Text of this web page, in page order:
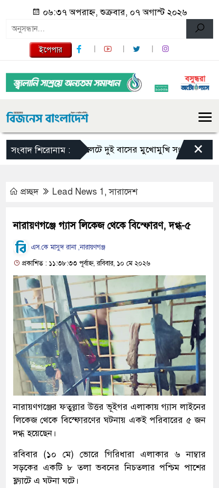
০৬:৩৭ অপরাহ্ন, শুক্রবার, ০৭ অগাস্ট ২০২৬
ইপেপার
সংবাদ শিরোনাম :সিলেটে দুই বাসের মুখোমুখি সংঘর্ষে নিহত বেড়ে
×
প্রচ্ছদ Lead News 1 ,সারাদেশ
নারায়ণগঞ্জে গ্যাস লিকেজ থেকে বিস্ফোরণ, দগ্ধ-৫
এস.কে মাসুদ রানা ,নারায়ণগঞ্জ
প্রকাশিত : ১১:৩৮:৩৩ পূর্বাহ্ন, রবিবার, ১০ মে ২০২৬
নারায়ণগঞ্জের ফতুল্লার উত্তর ভূইগর এলাকায় গ্যাস লাইনের
লিকেজ থেকে বিস্ফোরণের ঘটনায় একই পরিবারের ৫ জন
দগ্ধ হয়েছেন।
রবিবার (১০ মে) ভোরে গিরিধারা এলাকার ৬ নাম্বার
সড়কের একটি ৮ তলা ভবনের নিচতলার পশ্চিম পাশের
ফ্ল্যাটে এ ঘটনা ঘটে।